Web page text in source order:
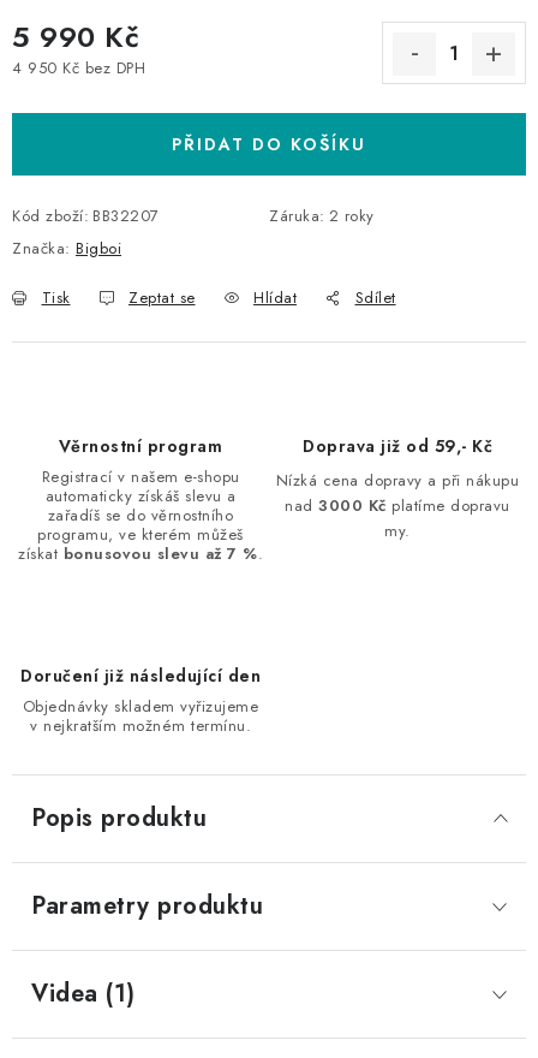
5 990 Kč
4 950 Kč bez DPH
PŘIDAT DO KOŠÍKU
Kód zboží: BB32207 Záruka: 2 roky
Značka: Bigboi
Tisk Zeptat se Hlídat Sdílet
Věrnostní program
Registrací v našem e-shopu
automaticky získáš slevu a
zařadíš se do věrnostního
programu, ve kterém můžeš
získat bonusovou slevu až 7 %.
Doprava již od 59,- Kč
Nízká cena dopravy a při nákupu
nad3000 Kč platíme dopravu
my.
Doručení již následující den
Objednávky skladem vyřizujeme
v nejkratším možném termínu.
Popis produktu
Parametry produktu
Videa (1)